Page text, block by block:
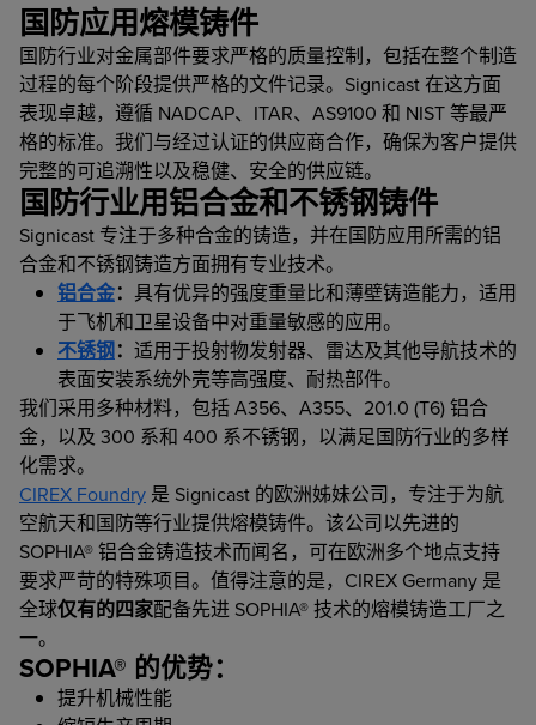
国防应用熔模铸件
国防行业对金属部件要求严格的质量控制，包括在整个制造
过程的每个阶段提供严格的文件记录。Signicast 在这方面
表现卓越，遵循 NADCAP、ITAR、AS9100 和 NIST 等最严
格的标准。我们与经过认证的供应商合作，确保为客户提供
完整的可追溯性以及稳健、安全的供应链。
国防行业用铝合金和不锈钢铸件
Signicast 专注于多种合金的铸造，并在国防应用所需的铝
合金和不锈钢铸造方面拥有专业技术。
铝合金： 具有优异的强度重量比和薄壁铸造能力，适用
于飞机和卫星设备中对重量敏感的应用。
不锈钢： 适用于投射物发射器、雷达及其他导航技术的
表面安装系统外壳等高强度、耐热部件。
我们采用多种材料，包括 A356、A355、201.0 (T6) 铝合
金，以及 300 系和 400 系不锈钢，以满足国防行业的多样
化需求。
CIREX Foundry是 Signicast 的欧洲姊妹公司，专注于为航
空航天和国防等行业提供熔模铸件。该公司以先进的
SOPHIA® 铝合金铸造技术而闻名，可在欧洲多个地点支持
要求严苛的特殊项目。值得注意的是，CIREX Germany 是
全球仅有的四家配备先进 SOPHIA® 技术的熔模铸造工厂之
一。
SOPHIA® 的优势：
提升机械性能